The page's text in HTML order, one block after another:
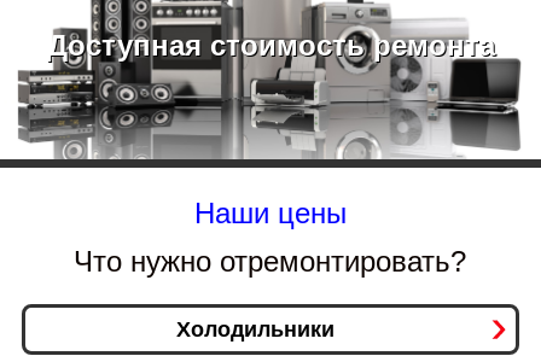
Доступная стоимость ремонта
Наши цены
Что нужно отремонтировать?
Холодильники